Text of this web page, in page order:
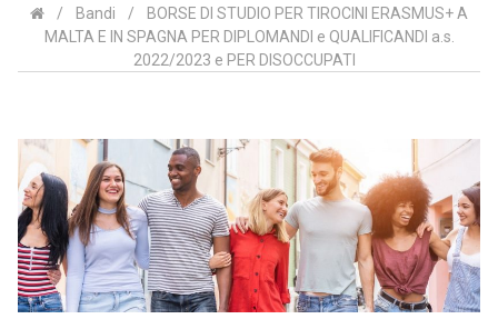
/ Bandi /
BORSE DI STUDIO PER TIROCINI ERASMUS+ A
MALTA E IN SPAGNA PER DIPLOMANDI e QUALIFICANDI a.s.
2022/2023 e PER DISOCCUPATI